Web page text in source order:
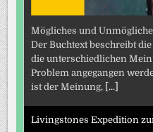
Mögliches und
Der Buchtext beschreibt
die unterschiedlichen
Problem angegangen
ist der Meinung, [...]
Livingstones Expedition